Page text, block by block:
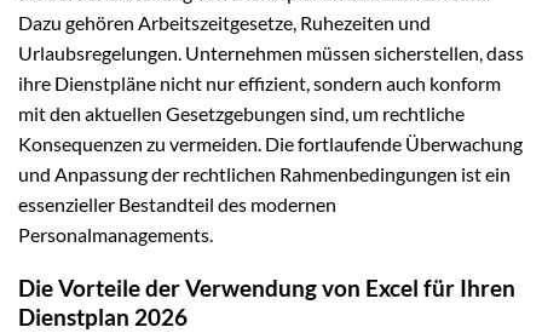
Dazu gehören Arbeitszeitgesetze, Ruhezeiten und
Urlaubsregelungen. Unternehmen müssen sicherstellen, dass
ihre Dienstpläne nicht nur effizient, sondern auch konform
mit den aktuellen Gesetzgebungen sind, um rechtliche
Konsequenzen zu vermeiden. Die fortlaufende Überwachung
und Anpassung der rechtlichen Rahmenbedingungen ist ein
essenzieller Bestandteil des modernen
Personalmanagements.
Die Vorteile der Verwendung von Excel für Ihren
Dienstplan 2026